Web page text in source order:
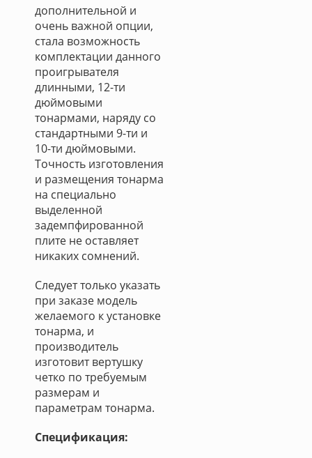
дополнительной и
очень важной опции,
стала возможность
комплектации данного
проигрывателя
длинными, 12-ти
дюймовыми
тонармами, наряду со
стандартными 9-ти и
10-ти дюймовыми.
Точность изготовления
и размещения тонарма
на специально
выделенной
задемпфированной
плите не оставляет
никаких сомнений.
Следует только указать
при заказе модель
желаемого к установке
тонарма, и
производитель
изготовит вертушку
четко по требуемым
размерам и
параметрам тонарма.
Спецификация: